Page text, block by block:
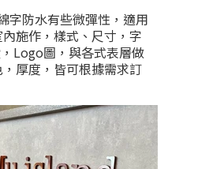
字防水有些微彈性，適用
施作，樣式、尺寸，字
Logo圖，與各式表層做
厚度，皆可根據需求訂
力材質表面為亮面有光
黑、白、黃，咖啡、綠、
任選，這些色為最便宜的
其他任何顏色亦可訂製，